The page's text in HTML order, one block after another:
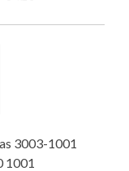
3003-1001
1001